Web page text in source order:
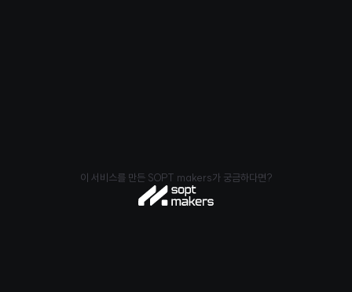
이 서비스를 만든 SOPT makers가 궁금하다면?